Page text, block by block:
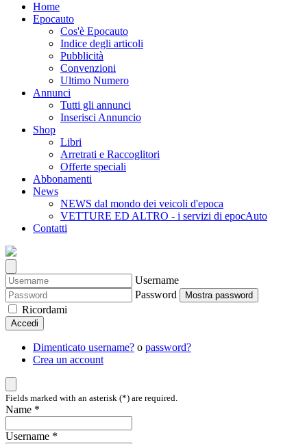
Home
Epocauto
Cos'è Epocauto
Indice degli articoli
Pubblicità
Convenzioni
Ultimo Numero
Annunci
Tutti gli annunci
Inserisci Annuncio
Shop
Libri
Arretrati e Raccoglitori
Offerte speciali
Abbonamenti
News
NEWS dal mondo dei veicoli d'epoca
VETTURE ED ALTRO - i servizi di epocAuto
Contatti
Username
Password
Mostra password
Ricordami
Accedi
Dimenticato username? o password?
Crea un account
Fields marked with an asterisk (*) are required.
Name *
Username *